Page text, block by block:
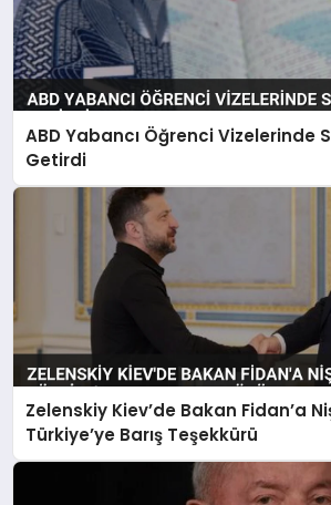
ABD Yabancı Öğrenci Vizelerinde
Getirdi
Zelenskiy Kiev’de Bakan Fidan’a
Türkiye’ye Barış Teşekkürü